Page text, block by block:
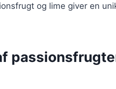
og lime giver en